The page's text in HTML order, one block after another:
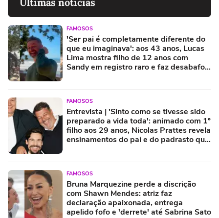
FAMOSOS
'Ser pai é completamente diferente do
que eu imaginava': aos 43 anos, Lucas
Lima mostra filho de 12 anos com
Sandy em registro raro e faz desabafo
FAMOSOS
Entrevista | 'Sinto como se tivesse sido
preparado a vida toda': animado com 1º
filho aos 29 anos, Nicolas Prattes revela
ensinamentos do pai e do padrasto que
FAMOSOS
Bruna Marquezine perde a discrição
com Shawn Mendes: atriz faz
declaração apaixonada, entrega
apelido fofo e 'derrete' até Sabrina Sato